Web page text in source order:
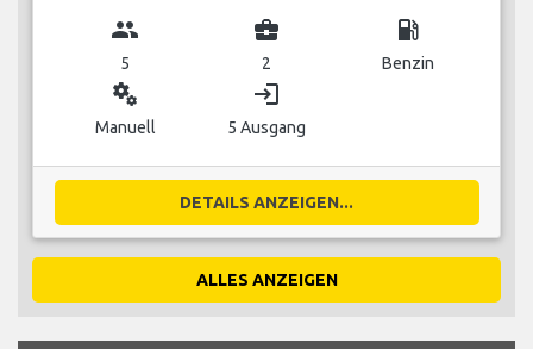
group
5
business_center
2
local_gas_station
Benzin
miscellaneous_services
Manuell
login
5 Ausgang
DETAILS ANZEIGEN...
ALLES ANZEIGEN